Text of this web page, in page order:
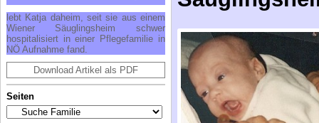
lebt Katja daheim, seit sie aus einem
Wiener Säuglingsheim schwer
hospitalisiert in einer Pflegefamilie in
NÖ Aufnahme fand.
Download Artikel als PDF
Seiten